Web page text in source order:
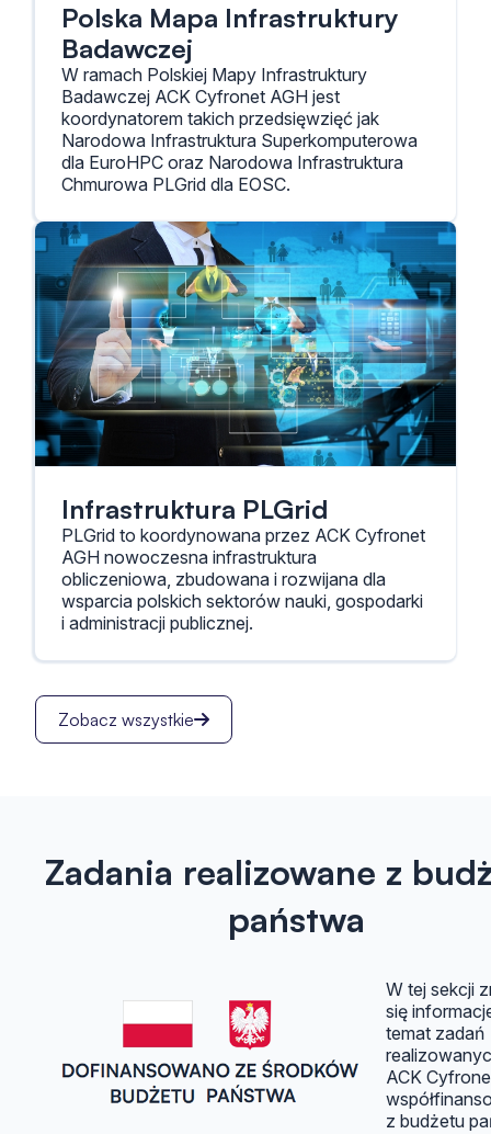
Polska Mapa Infrastruktury
Badawczej
W ramach Polskiej Mapy Infrastruktury
Badawczej ACK Cyfronet AGH jest
koordynatorem takich przedsięwzięć jak
Narodowa Infrastruktura Superkomputerowa
dla EuroHPC oraz Narodowa Infrastruktura
Chmurowa PLGrid dla EOSC.
Infrastruktura PLGrid
PLGrid to koordynowana przez ACK Cyfronet
AGH nowoczesna infrastruktura
obliczeniowa, zbudowana i rozwijana dla
wsparcia polskich sektorów nauki, gospodarki
i administracji publicznej.
Zobacz wszystkie
Zadania realizowane z
państwa
W tej sekcji
się
temat zadań
ACK
z budżetu